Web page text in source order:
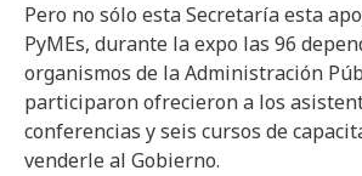
Pero no sólo esta Secretaría esta
PyMEs, durante la expo las 96
organismos de la Administración
participaron ofrecieron a los
conferencias y seis cursos de
venderle al Gobierno.